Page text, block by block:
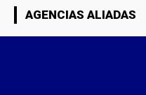
AGENCIAS ALIADAS